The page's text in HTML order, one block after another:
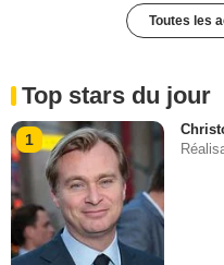
Toutes les
Top stars du jour
1